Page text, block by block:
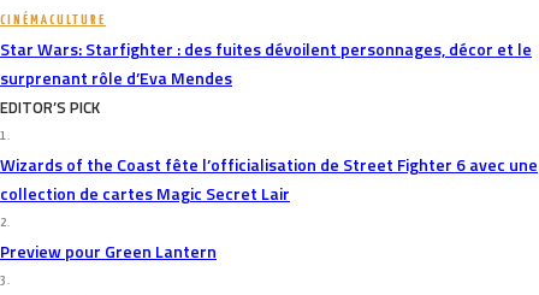
CINÉMACULTURE
Star Wars: Starfighter : des fuites dévoilent personnages, décor et le
surprenant rôle d’Eva Mendes
EDITOR’S PICK
1.
Wizards of the Coast fête l’officialisation de Street Fighter 6 avec une
collection de cartes Magic Secret Lair
2.
Preview pour Green Lantern
3.